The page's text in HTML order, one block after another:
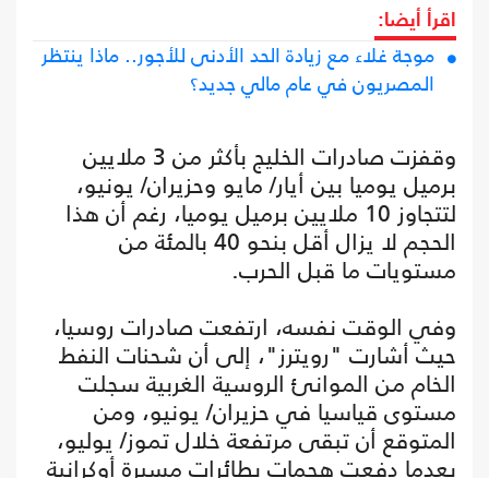
اقرأ أيضا:
موجة غلاء مع زيادة الحد الأدنى للأجور.. ماذا ينتظر
المصريون في عام مالي جديد؟
وقفزت صادرات الخليج بأكثر من 3 ملايين
برميل يوميا بين أيار/ مايو وحزيران/ يونيو،
لتتجاوز 10 ملايين برميل يوميا، رغم أن هذا
الحجم لا يزال أقل بنحو 40 بالمئة من
مستويات ما قبل الحرب.
وفي الوقت نفسه، ارتفعت صادرات روسيا،
حيث أشارت "رويترز"، إلى أن شحنات النفط
الخام من الموانئ الروسية الغربية سجلت
مستوى قياسيا في حزيران/ يونيو، ومن
المتوقع أن تبقى مرتفعة خلال تموز/ يوليو،
بعدما دفعت هجمات بطائرات مسيرة أوكرانية